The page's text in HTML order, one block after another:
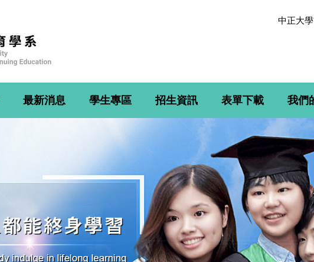
中正大
最新消息 學生專區 招生資訊 表單下載 我們